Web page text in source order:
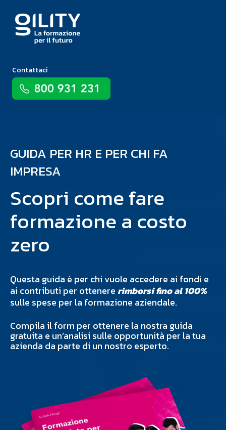
Contattaci
GUIDA PER HR E PER CHI FA
IMPRESA
Scopri come fare
formazione a costo
zero
Questa guida è per chi vuole accedere ai fondi e
ai contributi per ottenere rimborsi fino al 100%
sulle spese per la formazione aziendale.
Compila il form per ottenere la nostra guida
gratuita e un’analisi sulle opportunità per la tua
azienda da parte di un nostro esperto.